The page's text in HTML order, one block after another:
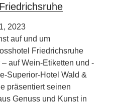
2023
auf und um
Friedrichsruhe
auf Wein-Etiketten und -
Superior-Hotel Wald &
präsentiert seinen
Genuss und Kunst in